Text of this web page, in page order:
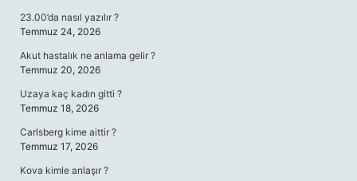
23.00’da nasıl yazılır ?
Temmuz 24, 2026
Akut hastalık ne anlama gelir ?
Temmuz 20, 2026
Uzaya kaç kadın gitti ?
Temmuz 18, 2026
Carlsberg kime aittir ?
Temmuz 17, 2026
Kova kimle anlaşır ?